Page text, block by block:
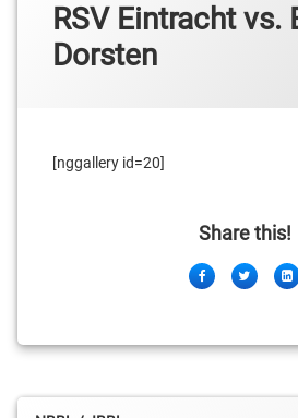
RSV Eintracht vs.
Dorsten
[nggallery id=20]
Share this!
FacebookTwitter